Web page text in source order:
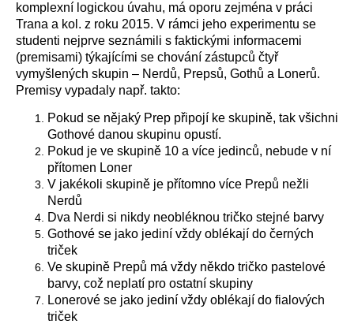
komplexní logickou úvahu, má oporu zejména v práci
Trana a kol. z roku 2015. V rámci jeho experimentu se
studenti nejprve seznámili s faktickými informacemi
(premisami) týkajícími se chování zástupců čtyř
vymyšlených skupin – Nerdů, Prepsů, Gothů a Lonerů.
Premisy vypadaly např. takto:
Pokud se nějaký Prep připojí ke skupině, tak všichni
Gothové danou skupinu opustí.
Pokud je ve skupině 10 a více jedinců, nebude v ní
přítomen Loner
V jakékoli skupině je přítomno více Prepů nežli
Nerdů
Dva Nerdi si nikdy neobléknou tričko stejné barvy
Gothové se jako jediní vždy oblékají do černých
triček
Ve skupině Prepů má vždy někdo tričko pastelové
barvy, což neplatí pro ostatní skupiny
Lonerové se jako jediní vždy oblékají do fialových
triček